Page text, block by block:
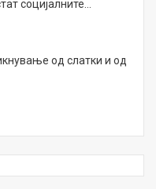
социјалните…
од слатки и од